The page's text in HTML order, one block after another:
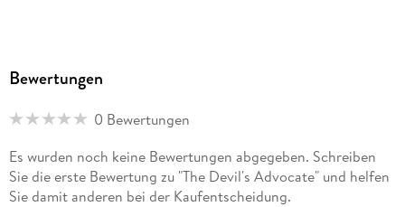
Bewertungen
0 Bewertungen
Es wurden noch keine Bewertungen abgegeben. Schreiben
Sie die erste Bewertung zu "The Devil's Advocate" und helfen
Sie damit anderen bei der Kaufentscheidung.